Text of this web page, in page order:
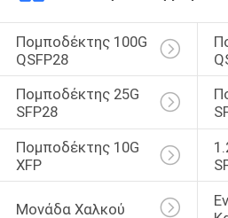
Πομποδέκτης 100G
QSFP28
Πομποδέκτης 25G
SFP28
Πομποδέκτης 10G
XFP
Μονάδα Χαλκού